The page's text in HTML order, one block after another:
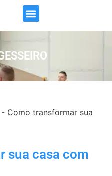
- Como transformar sua
sua casa com